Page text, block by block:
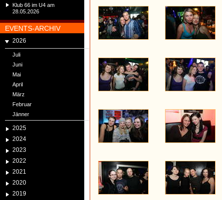
Klub 66 im U4 am
28.05.2026
EVENTS-ARCHIV
2026
Juli
Juni
Mai
April
März
Februar
Jänner
2025
2024
2023
2022
2021
2020
2019